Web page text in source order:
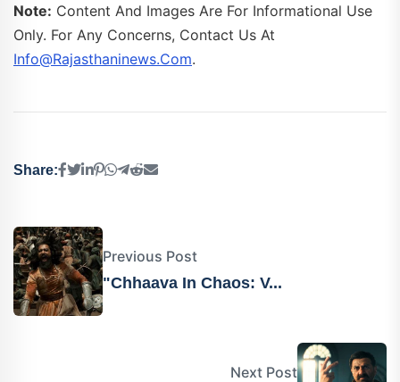
Note: Content And Images Are For Informational Use
Only. For Any Concerns, Contact Us At
Info@rajasthaninews.com.
Share:
Previous Post
"Chhaava In Chaos: V...
Next Post